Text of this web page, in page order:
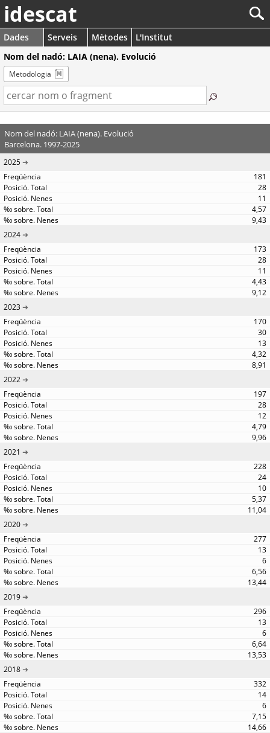
idescat
Dades Serveis Mètodes
L'Institut
Nom del nadó: LAIA (nena). Evolució
Metodologia
Nom del nadó: LAIA (nena). Evolució
Barcelona. 1997-2025
2025
181
28
11
4,57
9,43
2024
173
28
11
4,43
9,12
2023
170
30
13
4,32
8,91
2022
197
28
12
4,79
9,96
2021
228
24
10
5,37
11,04
2020
277
13
6
6,56
13,44
2019
296
13
6
6,64
13,53
2018
332
14
6
7,15
14,66